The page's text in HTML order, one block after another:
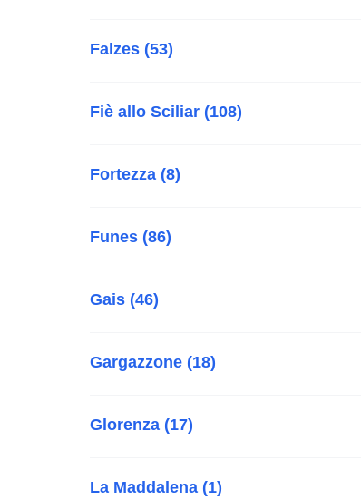
Falzes (53)
Fiè allo Sciliar (108)
Fortezza (8)
Funes (86)
Gais (46)
Gargazzone (18)
Glorenza (17)
La Maddalena (1)